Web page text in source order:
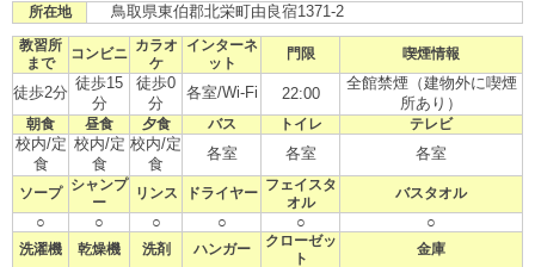
所在地 鳥取県東伯郡北栄町由良宿1371-2
教習所
まで
コンビニ
カラオ
ケ
インターネ
ット
門限 喫煙情報
徒歩2分
徒歩15
分
徒歩0
分
各室/Wi-Fi 22:00
全館禁煙（建物外に喫煙
所あり）
朝食 昼食 夕食 バス トイレ テレビ
校内/定
食
校内/定
食
校内/定
食
各室 各室 各室
ソープ
シャンプ
ー
リンス ドライヤー
フェイスタ
オル
バスタオル
○ ○ ○ ○ ○ ○
洗濯機 乾燥機 洗剤 ハンガー
クローゼッ
ト
金庫